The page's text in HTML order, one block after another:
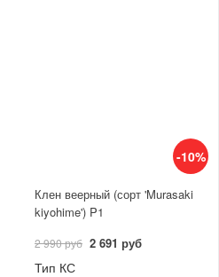
-10%
Клен веерный (сорт 'Murasaki
kiyohime') P1
2 990 руб 2 691 руб
Тип КС